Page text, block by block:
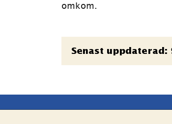
omkom.
Sidinformation
Senast uppdaterad: